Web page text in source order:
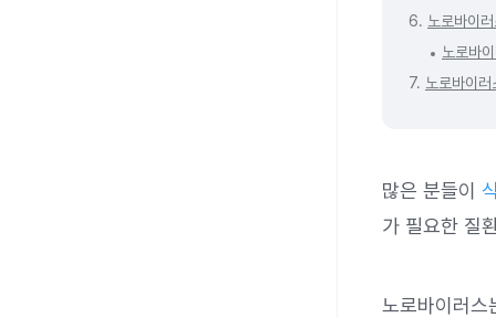
6. 노로바이
노로바
7. 노로바이
많은 분들이
가 필요한 질
노로바이러스